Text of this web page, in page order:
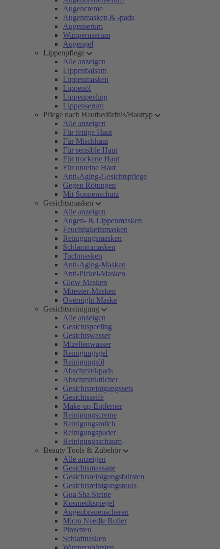
Augencreme
Augenmasken & -pads
Augenserum
Wimpernserum
Augengel
Lippenpflege
Alle anzeigen
Lippenbalsam
Lippenmasken
Lippenöl
Lippenpeeling
Lippenserum
Pflege nach Hautbedürfnis/Hauttyp
Alle anzeigen
Für fettige Haut
Für Mischhaut
Für sensible Haut
Für trockene Haut
Für unreine Haut
Anti-Aging-Gesichtspflege
Gegen Rötungen
Mit Sonnenschutz
Gesichtsmasken
Alle anzeigen
Augen- & Lippenmasken
Feuchtigkeitsmasken
Reinigungsmasken
Schlammmasken
Tuchmasken
Anti-Aging-Masken
Anti-Pickel-Masken
Glow Masken
Mitesser-Masken
Overnight Maske
Gesichtsreinigung
Alle anzeigen
Gesichtspeeling
Gesichtswasser
Mizellenwasser
Reinigungsgel
Reinigungsöl
Abschminkpads
Abschminktücher
Gesichtsreinigungssets
Gesichtsseife
Make-up-Entferner
Reinigungscreme
Reinigungsmilch
Reinigungspuder
Reinigungsschaum
Beauty Tools & Zubehör
Alle anzeigen
Gesichtsmassage
Gesichtsreinigungsbürsten
Gesichtsreinigungstools
Gua Sha Steine
Kosmetikspiegel
Augenbrauenscheren
Micro Needle Roller
Pinzetten
Schlafmasken
Wimpernbürsten